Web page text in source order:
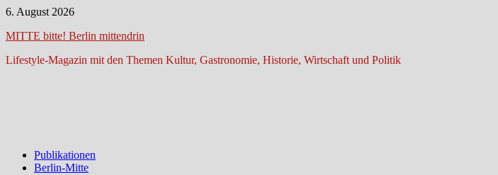
Zum
springen
6. August 2026
MITTE bitte! Berlin mittendrin
Lifestyle-Magazin mit den Themen Kultur, Gastronomie, Historie, Wirtschaft und Politik
Publikationen
Berlin-Mitte